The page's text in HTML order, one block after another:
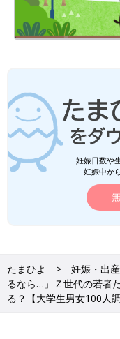
妊娠日数や
妊娠中か
たまひよ 妊娠・出産
るなら…」Ｚ世代の若者
る？【大学生男女100人調